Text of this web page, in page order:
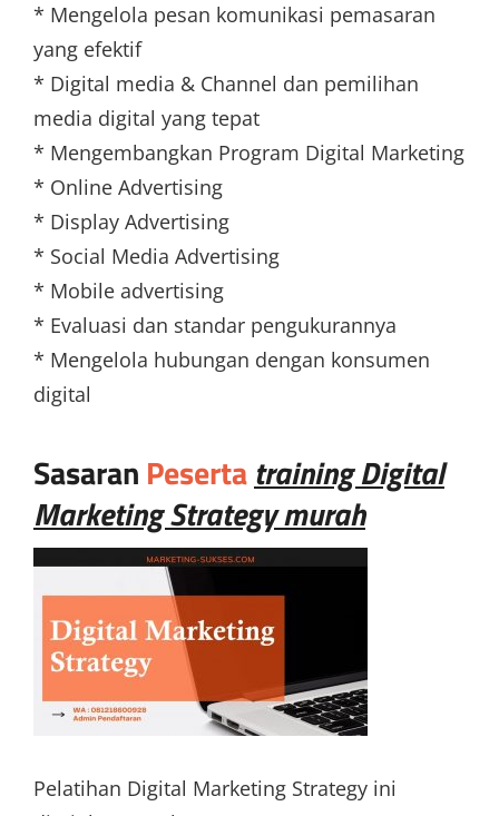
* Mengelola pesan komunikasi pemasaran
yang efektif
* Digital media & Channel dan pemilihan
media digital yang tepat
* Mengembangkan Program Digital Marketing
* Online Advertising
* Display Advertising
* Social Media Advertising
* Mobile advertising
* Evaluasi dan standar pengukurannya
* Mengelola hubungan dengan konsumen
digital
Sasaran Pesertatraining Digital
Marketing Strategy murah
Pelatihan Digital Marketing Strategy ini